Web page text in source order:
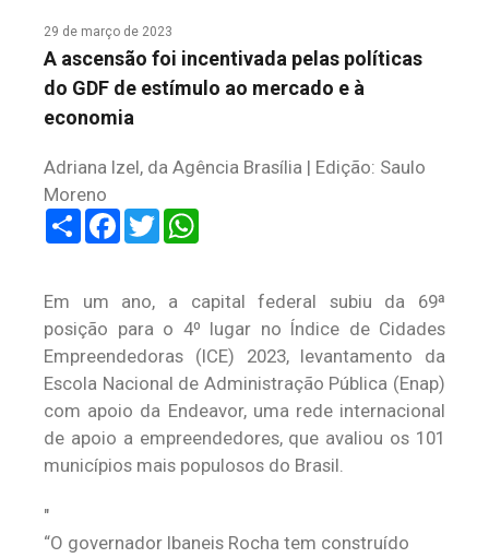
29 de março de 2023
A ascensão foi incentivada pelas políticas
do GDF de estímulo ao mercado e à
economia
Adriana Izel, da Agência Brasília | Edição: Saulo
Moreno
ShareFacebook
Twitter
Em um ano, a capital federal subiu da 69ª
posição para o 4º lugar no Índice de Cidades
Empreendedoras (ICE) 2023, levantamento da
Escola Nacional de Administração Pública (Enap)
com apoio da Endeavor, uma rede internacional
de apoio a empreendedores, que avaliou os 101
municípios mais populosos do Brasil.
“O governador Ibaneis Rocha tem construído